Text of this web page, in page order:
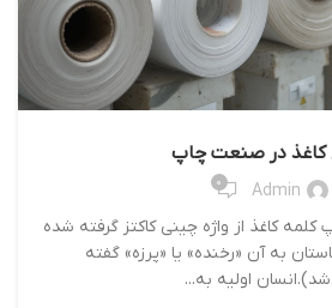
کاغذ در صنعت چاپ
Admin
0
کاغذ از واژه چینی کاکتز گرفته شده
به آن «رخنده» یا «پرزه» گفته
اولیه به...